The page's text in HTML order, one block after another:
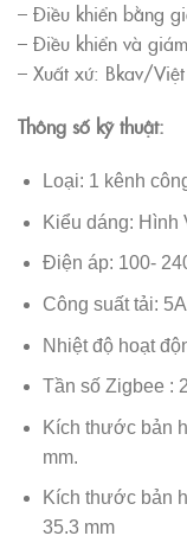
– Điều khiển bằng
– Điều khiển và
– Xuất xứ: Bkav/
Thông số kỹ thuật:
Loại: 1 kênh
Kiểu dáng: Hình
Điện áp: 100-
Công suất tải:
Nhiệt độ hoạt
Tần số Zigbee :
Kích thước bản
mm.
Kích thước bản
35.3 mm